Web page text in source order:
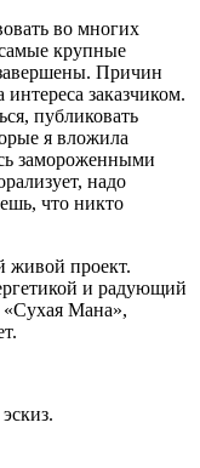
во многих
крупные
Причин
заказчиком.
публиковать
я вложила
замороженными
надо
что никто
живой проект.
и радующий
«Сухая Мана»,